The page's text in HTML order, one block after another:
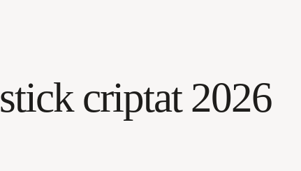
stick criptat 2026